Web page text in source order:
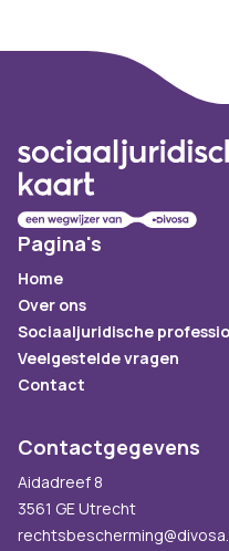
Pagina's
Home
Over ons
Sociaaljuridische
Veelgestelde vragen
Contact
Contactgegevens
Aidadreef 8
3561 GE Utrecht